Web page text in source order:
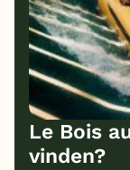
Le Bois
vinden?